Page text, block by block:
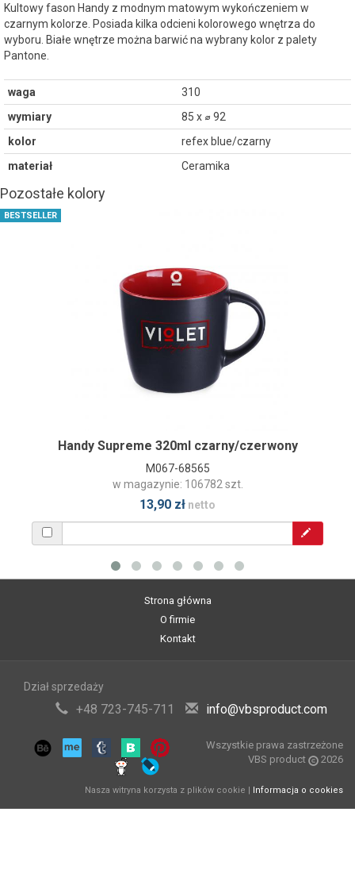
Kultowy fason Handy z modnym matowym wykończeniem w
czarnym kolorze. Posiada kilka odcieni kolorowego wnętrza do
wyboru. Białe wnętrze można barwić na wybrany kolor z palety
Pantone.
waga
310
wymiary
85 x ⌀ 92
kolor
refex blue/czarny
materiał
Ceramika
Pozostałe kolory
BESTSELLER
Handy Supreme 320ml czarny/czerwony
M067-68565
w magazynie: 106782 szt.
13,90 zł netto
Strona główna
O firmie
Kontakt
Dział sprzedaży
+48 723-745-711 info@vbsproduct.com
Wszystkie prawa zastrzeżone
VBS product
2026
Nasza witryna korzysta z plików cookie | Informacja o cookies